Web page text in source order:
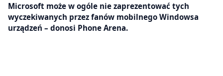
Microsoft może w ogóle nie zaprezentować tych
wyczekiwanych przez fanów mobilnego Windowsa
urządzeń – donosi Phone Arena.